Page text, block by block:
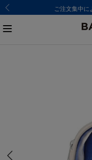
ご注文集中に